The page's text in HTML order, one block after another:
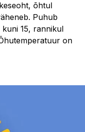
õhtul
Puhub
15, rannikul
on